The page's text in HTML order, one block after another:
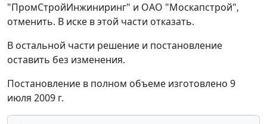
"ПромСтройИнжиниринг" и ОАО "Москапстрой",
отменить. В иске в этой части отказать.
В остальной части решение и постановление
оставить без изменения.
Постановление в полном объеме изготовлено 9
июля 2009 г.